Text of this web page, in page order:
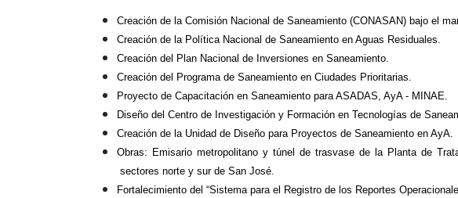
Creación de la Comisión Nacional de Saneamiento (CONASAN) bajo el
Creación de la Política Nacional de Saneamiento en Aguas Residuales.
Creación del Plan Nacional de Inversiones en Saneamiento.
Creación del Programa de Saneamiento en Ciudades Prioritarias.
Proyecto de Capacitación en Saneamiento para ASADAS, AyA - MINAE.
Diseño del Centro de Investigación y Formación en Tecnologías de
Creación de la Unidad de Diseño para Proyectos de Saneamiento en AyA.
Obras: Emisario metropolitano y túnel de trasvase de la Planta de
sectores norte y sur de San José.
Fortalecimiento del “Sistema para el Registro de los Reportes